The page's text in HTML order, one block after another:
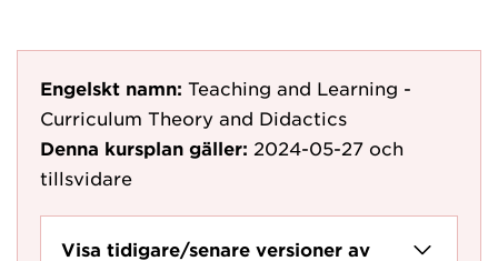
Engelskt namn: Teaching and Learning -
Curriculum Theory and Didactics
Denna kursplan gäller: 2024-05-27 och
tillsvidare
Visa tidigare/senare versioner av